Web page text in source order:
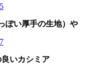
ぽい厚手の生地）や
いカシミア